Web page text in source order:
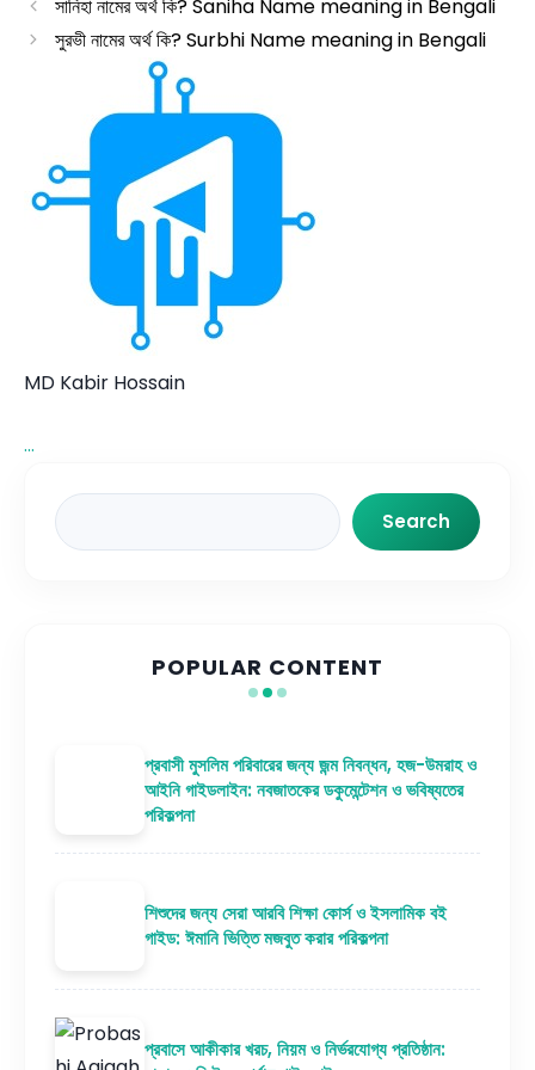
সানিহা নামের অর্থ কি? Saniha Name meaning in Bengali
সুরভী নামের অর্থ কি? Surbhi Name meaning in Bengali
MD Kabir Hossain
...
Search
Search
POPULAR CONTENT
প্রবাসী মুসলিম পরিবারের জন্য জন্ম নিবন্ধন, হজ-উমরাহ ও
আইনি গাইডলাইন: নবজাতকের ডকুমেন্টেশন ও ভবিষ্যতের
পরিকল্পনা
শিশুদের জন্য সেরা আরবি শিক্ষা কোর্স ও ইসলামিক বই
গাইড: ঈমানি ভিত্তি মজবুত করার পরিকল্পনা
প্রবাসে আকীকার খরচ, নিয়ম ও নির্ভরযোগ্য প্রতিষ্ঠান: